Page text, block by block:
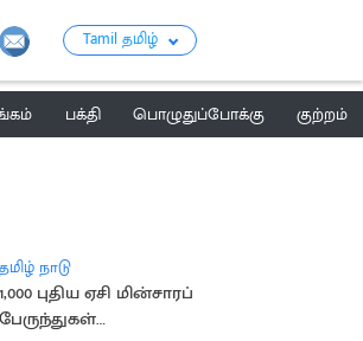
Tamil தமிழ்
பக்தி பொழுதுப்போக்கு
குற்றம்
தமிழ் நாடு
1,000 புதிய ஏசி மின்சாரப்
பேருந்துகள்